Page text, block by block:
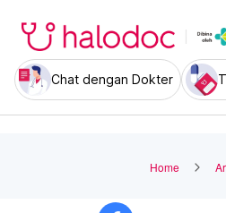
Chat dengan Dokter
Home